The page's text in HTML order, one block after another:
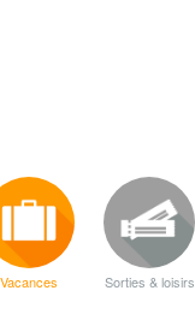
Vacances Sorties & loisirs